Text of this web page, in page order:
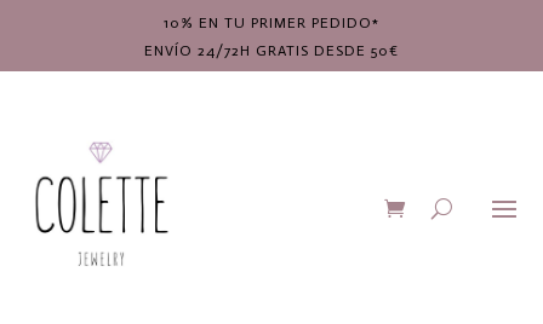
10% EN TU PRIMER PEDIDO*
ENVÍO 24/72H GRATIS DESDE 50€